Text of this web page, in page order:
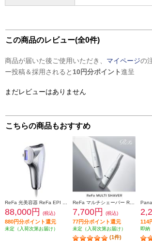
この商品のレビュー(全0件)
商品が届いた後ご使用いただき、 マイページの
ー投稿＆採用されると 10円分ポイント進呈
まだレビューはありません
こちらの商品もおすすめ
88,000円 (税込)
880円分ポイント還元
未定（入荷次第お届け）
7,700円 (税込)
77円分ポイント還元
未定（入荷次第お届け）
(1件)
114
即納